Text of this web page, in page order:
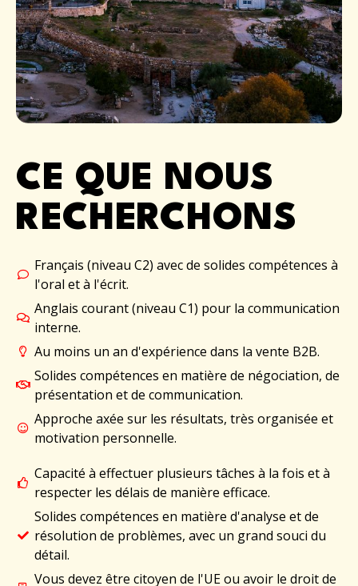
CE QUE NOUS
RECHERCHONS
Français (niveau C2) avec de solides compétences à
l'oral et à l'écrit.
Anglais courant (niveau C1) pour la communication
interne.
Au moins un an d'expérience dans la vente B2B.
Solides compétences en matière de négociation, de
présentation et de communication.
Approche axée sur les résultats, très organisée et
motivation personnelle.
Capacité à effectuer plusieurs tâches à la fois et à
respecter les délais de manière efficace.
Solides compétences en matière d'analyse et de
résolution de problèmes, avec un grand souci du
détail.
Vous devez être citoyen de l'UE ou avoir le droit de